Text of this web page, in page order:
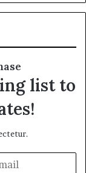
list to